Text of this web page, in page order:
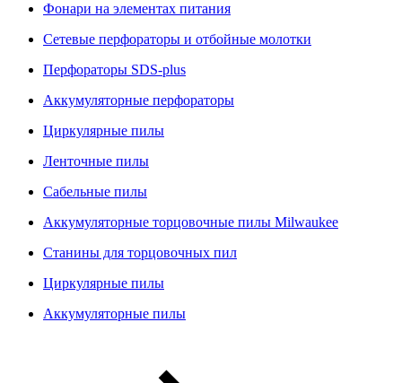
Фонари на элементах питания
Сетевые перфораторы и отбойные молотки
Перфораторы SDS-plus
Аккумуляторные перфораторы
Циркулярные пилы
Ленточные пилы
Сабельные пилы
Аккумуляторные торцовочные пилы Milwaukee
Станины для торцовочных пил
Циркулярные пилы
Аккумуляторные пилы